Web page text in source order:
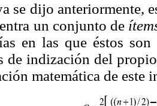
se dijo anteriormente,
un conjunto de
en las que éstos
de indización del
matemática de este